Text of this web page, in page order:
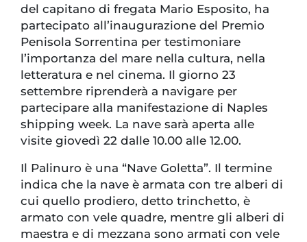
del capitano di fregata Mario Esposito, ha
partecipato all’inaugurazione del Premio
Penisola Sorrentina per testimoniare
l’importanza del mare nella cultura, nella
letteratura e nel cinema. Il giorno 23
settembre riprenderà a navigare per
partecipare alla manifestazione di Naples
shipping week. La nave sarà aperta alle
visite giovedì 22 dalle 10.00 alle 12.00.
Il Palinuro è una “Nave Goletta”. Il termine
indica che la nave è armata con tre alberi di
cui quello prodiero, detto trinchetto, è
armato con vele quadre, mentre gli alberi di
maestra e di mezzana sono armati con vele